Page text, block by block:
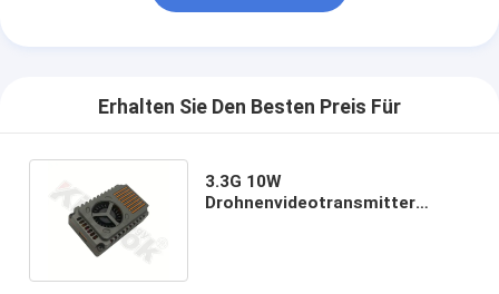
Erhalten Sie Den Besten Preis Für
3.3G 10W
Drohnenvideotransmitter